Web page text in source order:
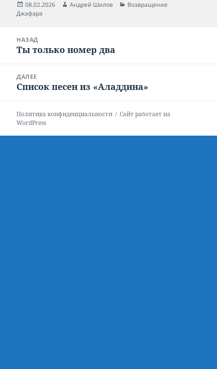
Опубликовано
08.02.2026 Автор
Андрей Шилов Рубрики
Возвращение
Джафара
записям
НАЗАД
Предыдущая
Ты только номер два
ДАЛЕЕ
Следующая
Список песен из «Аладдина»
Политика конфиденциальности
Сайт работает на
WordPress